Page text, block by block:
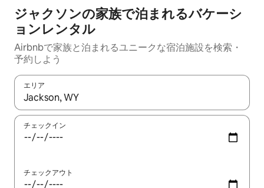
ジャクソンの家族で泊まれるバケーシ
ョンレンタル
Airbnbで家族と泊まれるユニークな宿泊施設を検索・
予約しよう
エリア
検索結果が表示されたら、上下の矢印キーを使って移動するか
チェックイン
チェックアウト